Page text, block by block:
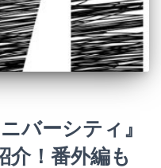
バーシティ』
介！番外編も